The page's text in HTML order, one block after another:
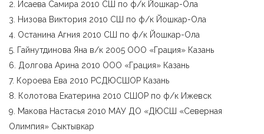
2. Исаева Самира 2010 СШ по ф/к Йошкар-Ола
3. Низова Виктория 2010 СШ по ф/к Йошкар-Ола
4. Останина Агния 2010 СШ по ф/к Йошкар-Ола
5. Гайнутдинова Яна в/к 2005 ООО «Грация» Казань
6. Долгова Арина 2010 ООО «Грация» Казань
7. Короева Ева 2010 РСДЮСШОР Казань
8. Колотова Екатерина 2010 СШОР по ф/к Ижевск
9. Макова Настасья 2010 МАУ ДО «ДЮСШ «Северная
Олимпия» Сыктывкар